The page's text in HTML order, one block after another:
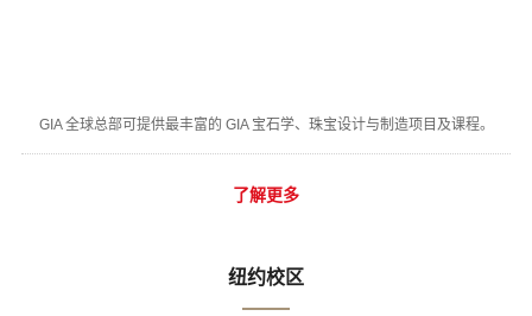
GIA 全球总部可提供最丰富的 GIA 宝石学、珠宝设计与制造项目及课程。
了解更多
纽约校区